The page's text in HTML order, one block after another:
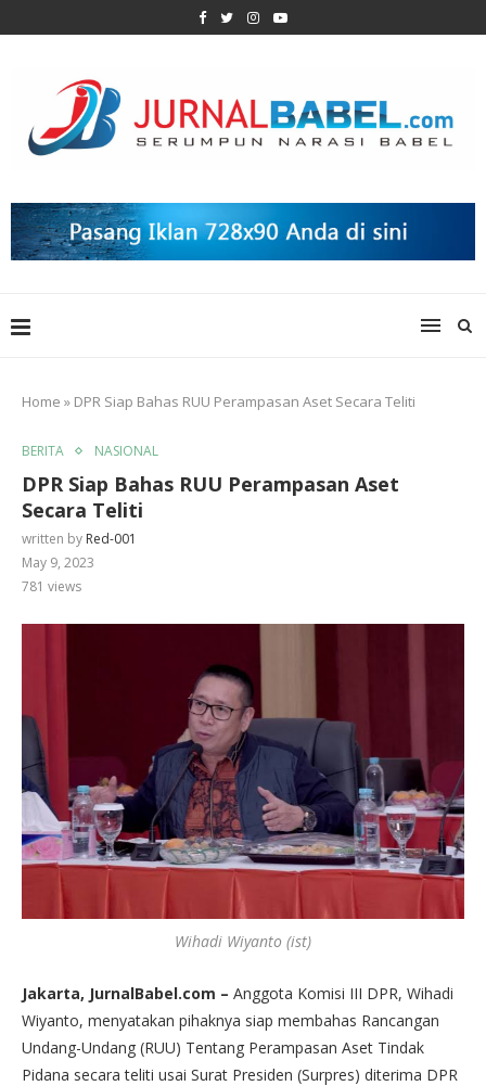
Home » DPR Siap Bahas RUU Perampasan Aset Secara Teliti
BERITA NASIONAL
DPR Siap Bahas RUU Perampasan Aset
Secara Teliti
written by Red-001
May 9, 2023
781 views
Wihadi Wiyanto (ist)
Jakarta, JurnalBabel.com – Anggota Komisi III DPR, Wihadi
Wiyanto, menyatakan pihaknya siap membahas Rancangan
Undang-Undang (RUU) Tentang Perampasan Aset Tindak
Pidana secara teliti usai Surat Presiden (Surpres) diterima DPR